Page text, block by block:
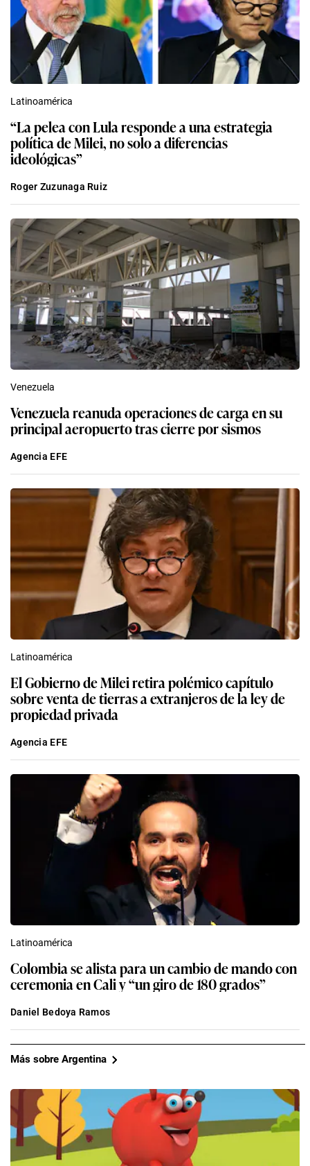
Latinoamérica
“La pelea con Lula responde a una estrategia
política de Milei, no solo a diferencias
ideológicas”
Roger Zuzunaga Ruiz
Venezuela
Venezuela reanuda operaciones de carga en su
principal aeropuerto tras cierre por sismos
Agencia EFE
Latinoamérica
El Gobierno de Milei retira polémico capítulo
sobre venta de tierras a extranjeros de la ley de
propiedad privada
Agencia EFE
Latinoamérica
Colombia se alista para un cambio de mando con
ceremonia en Cali y “un giro de 180 grados”
Daniel Bedoya Ramos
Más sobre Argentina